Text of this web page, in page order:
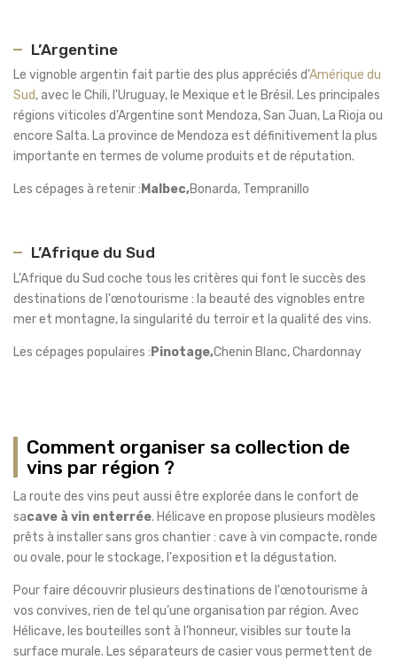
L’Argentine
Le vignoble argentin fait partie des plus appréciés d’Amérique du
Sud, avec le Chili, l'Uruguay, le Mexique et le Brésil. Les principales
régions viticoles d’Argentine sont Mendoza, San Juan, La Rioja ou
encore Salta. La province de Mendoza est définitivement la plus
importante en termes de volume produits et de réputation.
Les cépages à retenir : Malbec,Bonarda, Tempranillo
L’Afrique du Sud
L'Afrique du Sud coche tous les critères qui font le succès des
destinations de l'œnotourisme : la beauté des vignobles entre
mer et montagne, la singularité du terroir et la qualité des vins.
Les cépages populaires : Pinotage,Chenin Blanc, Chardonnay
Comment organiser sa collection de
vins par région ?
La route des vins peut aussi être explorée dans le confort de
sacave à vin enterrée. Hélicave en propose plusieurs modèles
prêts à installer sans gros chantier : cave à vin compacte, ronde
ou ovale, pour le stockage, l'exposition et la dégustation.
Pour faire découvrir plusieurs destinations de l'œnotourisme à
vos convives, rien de tel qu’une organisation par région. Avec
Hélicave, les bouteilles sont à l’honneur, visibles sur toute la
surface murale. Les séparateurs de casier vous permettent de